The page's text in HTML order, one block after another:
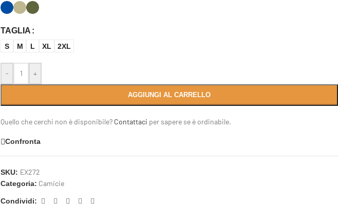
TAGLIA
S M L XL 2XL
- +
AGGIUNGI AL CARRELLO
Quello che cerchi non è disponibile? Contattaci per sapere se è ordinabile.
Confronta
SKU: EX272
Categoria: Camicie
Condividi: